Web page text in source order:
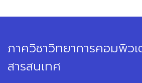
ภาควิชาวิทยาการคอมพิวเ
สารสนเทศ